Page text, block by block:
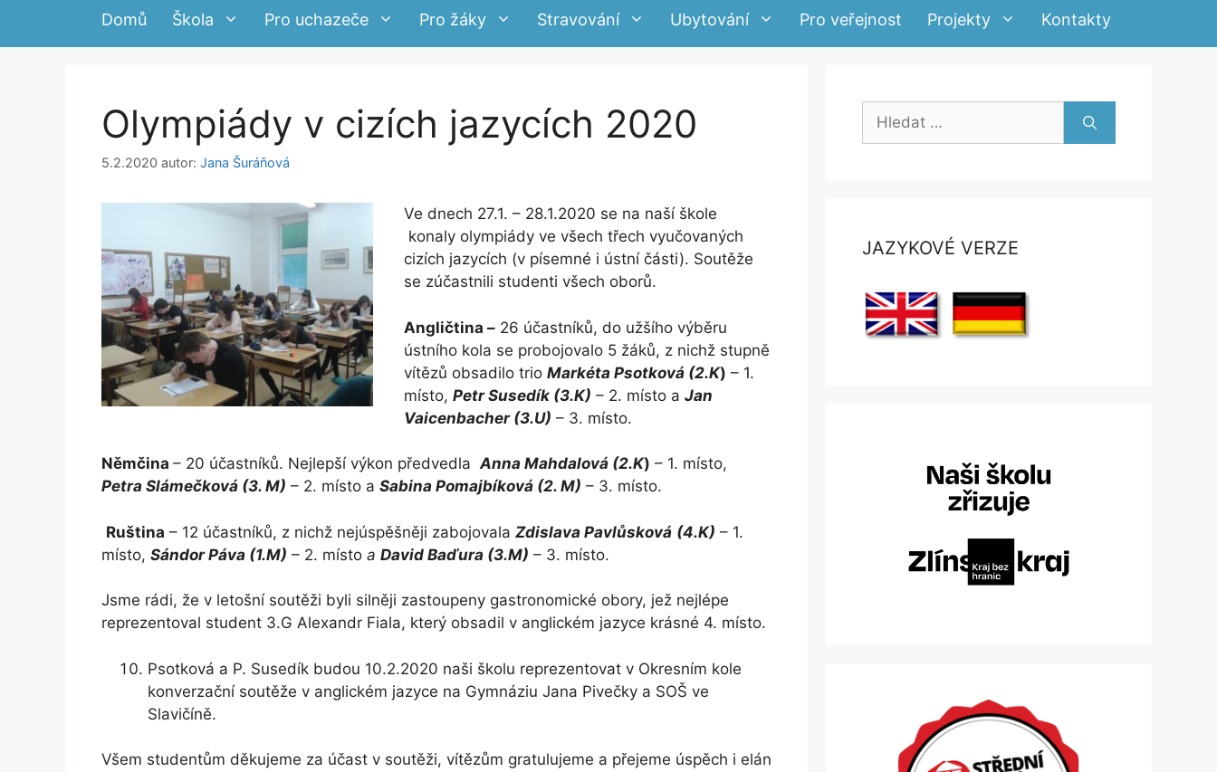
Domů Škola Pro uchazeče Pro žáky Stravování Ubytování Pro veřejnost Projekty Kontakty
Olympiády v cizích jazycích 2020
5.2.2020 autor: Jana Šuráňová
Ve dnech 27.1. – 28.1.2020 se na naší škole
konaly olympiády ve všech třech vyučovaných
cizích jazycích (v písemné i ústní části). Soutěže
se zúčastnili studenti všech oborů.
Angličtina – 26 účastníků, do užšího výběru
ústního kola se probojovalo 5 žáků, z nichž stupně
vítězů obsadilo trio Markéta Psotková (2.K) – 1.
místo, Petr Susedík (3.K) – 2. místo a Jan
Vaicenbacher (3.U) – 3. místo.
Němčina – 20 účastníků. Nejlepší výkon předvedlaAnna Mahdalová (2.K) – 1. místo,
Petra Slámečková (3. M) – 2. místo a Sabina Pomajbíková (2. M) – 3. místo.
Ruština – 12 účastníků, z nichž nejúspěšněji zabojovala Zdislava Pavlůsková (4.K) – 1.
místo, Sándor Páva (1.M) – 2. místo a David Baďura (3.M) – 3. místo.
Jsme rádi, že v letošní soutěži byli silněji zastoupeny gastronomické obory, jež nejlépe
reprezentoval student 3.G Alexandr Fiala, který obsadil v anglickém jazyce krásné 4. místo.
Psotková a P. Susedík budou 10.2.2020 naši školu reprezentovat v Okresním kole
konverzační soutěže v anglickém jazyce na Gymnáziu Jana Pivečky a SOŠ ve
Slavičíně.
Všem studentům děkujeme za účast v soutěži, vítězům gratulujeme a přejeme úspěch i elán
Hledat:
JAZYKOVÉ VERZE